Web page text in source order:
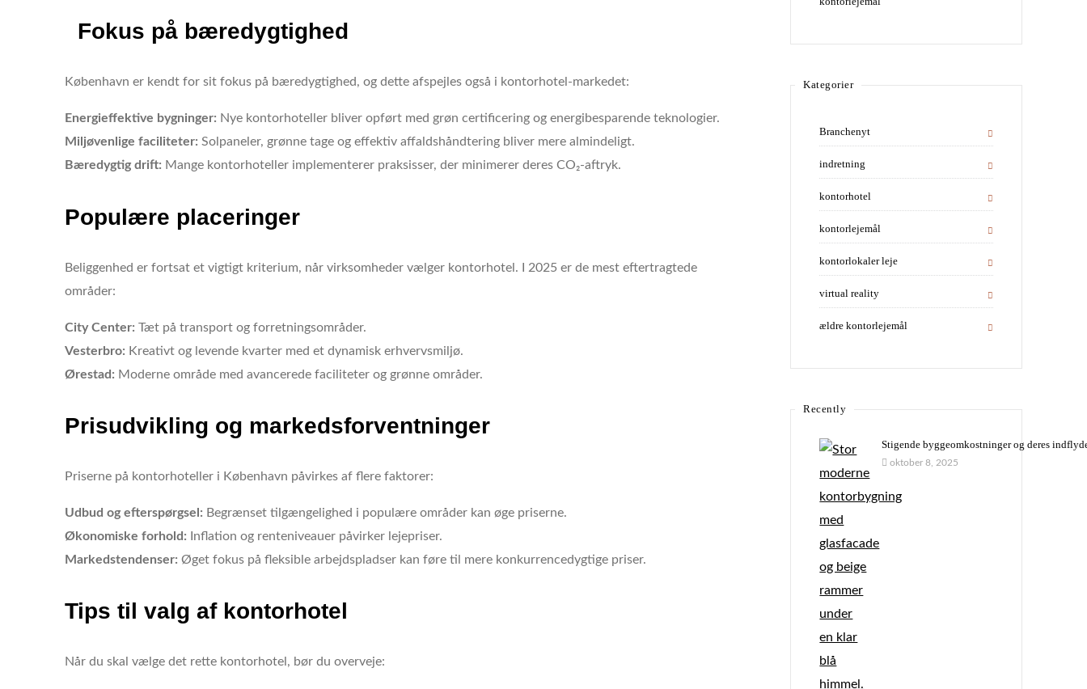
Fokus på bæredygtighed
København er kendt for sit fokus på bæredygtighed, og dette afspejles også i kontorhotel-markedet:
Energieffektive bygninger: Nye kontorhoteller bliver opført med grøn certificering og energibesparende teknologier.
Miljøvenlige faciliteter: Solpaneler, grønne tage og effektiv affaldshåndtering bliver mere almindeligt.
Bæredygtig drift: Mange kontorhoteller implementerer praksisser, der minimerer deres CO₂-aftryk.
Populære placeringer
Beliggenhed er fortsat et vigtigt kriterium, når virksomheder vælger kontorhotel. I 2025 er de mest eftertragtede
områder:
City Center: Tæt på transport og forretningsområder.
Vesterbro: Kreativt og levende kvarter med et dynamisk erhvervsmiljø.
Ørestad: Moderne område med avancerede faciliteter og grønne områder.
Prisudvikling og markedsforventninger
Priserne på kontorhoteller i København påvirkes af flere faktorer:
Udbud og efterspørgsel: Begrænset tilgængelighed i populære områder kan øge priserne.
Økonomiske forhold: Inflation og renteniveauer påvirker lejepriser.
Markedstendenser: Øget fokus på fleksible arbejdspladser kan føre til mere konkurrencedygtige priser.
Tips til valg af kontorhotel
Når du skal vælge det rette kontorhotel, bør du overveje:
Kategorier
Branchenyt
indretning
kontorhotel
kontorlejemål
kontorlokaler leje
virtual reality
ældre kontorlejemål
Recently
Stigende byggeomkostninger og deres
oktober 8, 2025